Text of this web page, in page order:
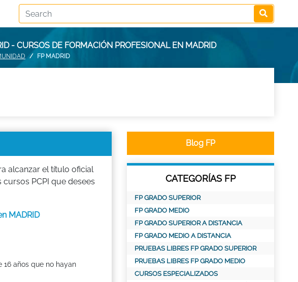
- CURSOS DE FORMACIÓN PROFESIONAL EN MADRID
FP MADRID
alcanzar el título oficial
cursos PCPI que desees
MADRID
16 años que no hayan
Blog FP
CATEGORÍAS FP
FP GRADO SUPERIOR
FP GRADO MEDIO
FP GRADO SUPERIOR A DISTANCIA
FP GRADO MEDIO A DISTANCIA
PRUEBAS LIBRES FP GRADO SUPERIOR
PRUEBAS LIBRES FP GRADO MEDIO
CURSOS ESPECIALIZADOS